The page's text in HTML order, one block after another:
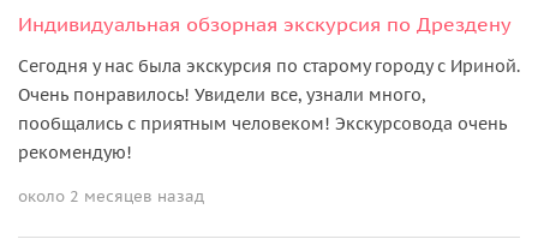
Индивидуальная обзорная экскурсия по Дрездену
Сегодня у нас была экскурсия по старому городу с Ириной.
Очень понравилось! Увидели все, узнали много,
пообщались с приятным человеком! Экскурсовода очень
рекомендую!
около 2 месяцев назад